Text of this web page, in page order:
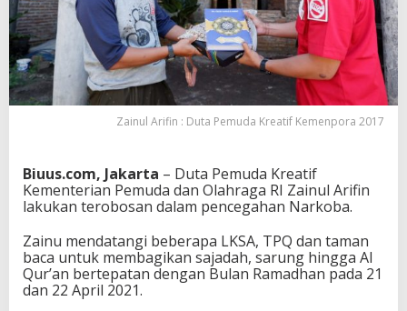
t
i
f
K
e
m
e
n
r
a
D
l
a
m
P
Zainul Arifin : Duta Pemuda Kreatif Kemenpora 2017
Biuus.com, Jakarta – Duta Pemuda Kreatif
Kementerian Pemuda dan Olahraga RI Zainul Arifin
lakukan terobosan dalam pencegahan Narkoba.
Zainu mendatangi beberapa LKSA, TPQ dan taman
baca untuk membagikan sajadah, sarung hingga Al
Qur’an bertepatan dengan Bulan Ramadhan pada 21
dan 22 April 2021.